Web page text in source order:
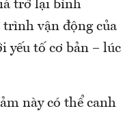
trở lại bình
vận động của
yếu tố cơ bản – lúc
này có thể canh